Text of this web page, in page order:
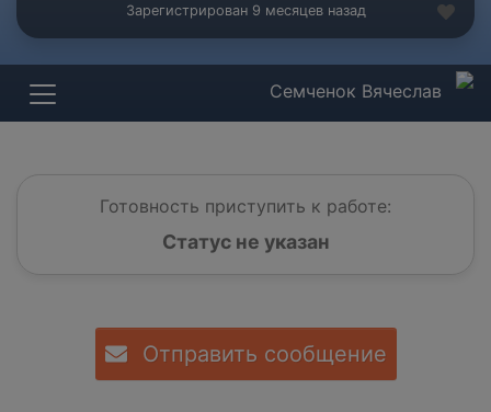
Зарегистрирован 9 месяцев назад
Семченок Вячеслав
Готовность приступить к работе:
Статус не указан
Отправить сообщение